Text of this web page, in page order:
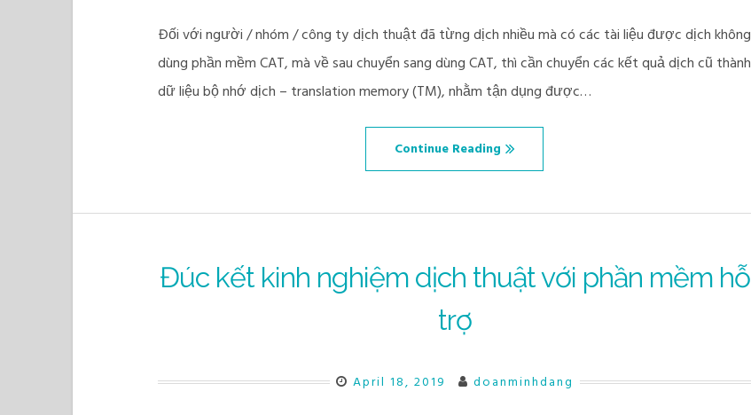
Đối với người / nhóm / công ty dịch thuật đã từng dịch nhiều mà có các tài liệu được dịch không
dùng phần mềm CAT, mà về sau chuyển sang dùng CAT, thì cần chuyển các kết quả dịch cũ thành
dữ liệu bộ nhớ dịch – translation memory (TM), nhằm tận dụng được…
Continue Reading
Đúc kết kinh nghiệm dịch thuật với phần mềm hỗ
trợ
April 18, 2019 doanminhdang